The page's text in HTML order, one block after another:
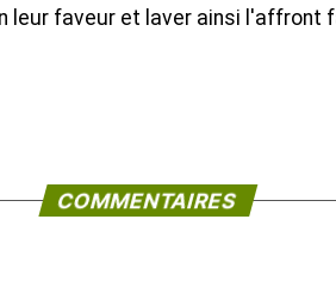
leur faveur et laver ainsi l'affront
COMMENTAIRES